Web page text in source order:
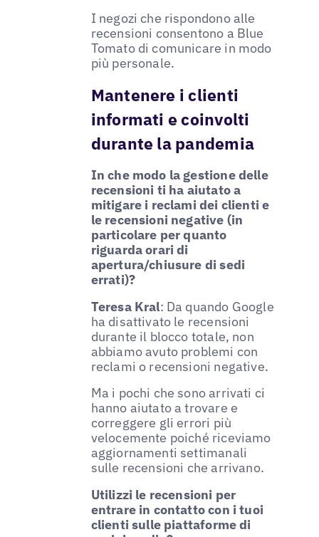
I negozi che rispondono alle
recensioni consentono a Blue
Tomato di comunicare in modo
più personale.
Mantenere i clienti
informati e coinvolti
durante la pandemia
In che modo la gestione delle
recensioni ti ha aiutato a
mitigare i reclami dei clienti e
le recensioni negative (in
particolare per quanto
riguarda orari di
apertura/chiusure di sedi
errati)?
Teresa Kral: Da quando Google
ha disattivato le recensioni
durante il blocco totale, non
abbiamo avuto problemi con
reclami o recensioni negative.
Ma i pochi che sono arrivati ci
hanno aiutato a trovare e
correggere gli errori più
velocemente poiché riceviamo
aggiornamenti settimanali
sulle recensioni che arrivano.
Utilizzi le recensioni per
entrare in contatto con i tuoi
clienti sulle piattaforme di